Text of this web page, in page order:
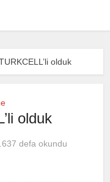
olduk
olduk
defa okundu